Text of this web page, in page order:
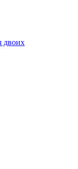
двоих